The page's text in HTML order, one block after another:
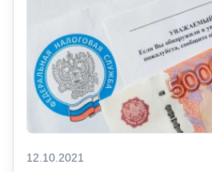
12.10.2021